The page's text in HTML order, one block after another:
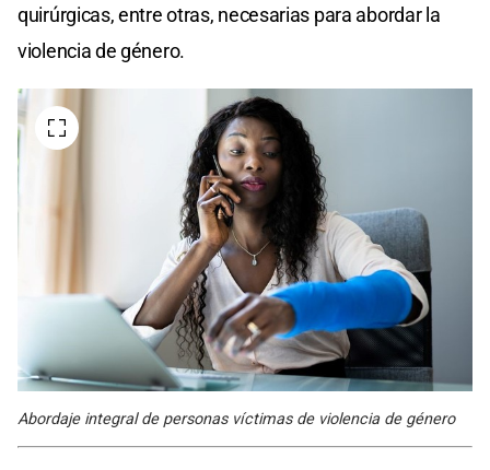
quirúrgicas, entre otras, necesarias para abordar la
violencia de género.
Abordaje integral de personas víctimas de violencia de género